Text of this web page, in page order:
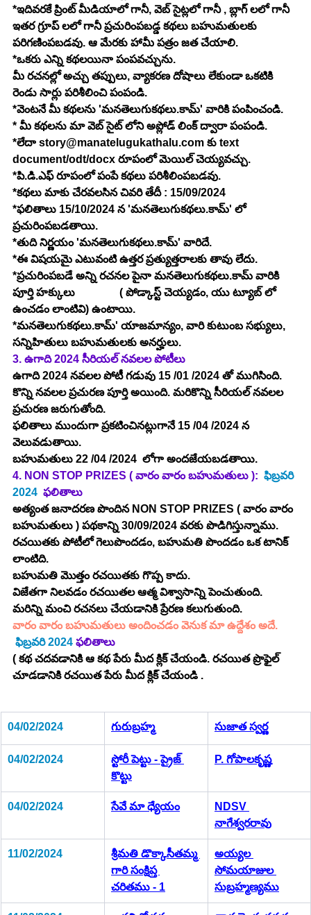
*ఇదివరకే ప్రింట్ మీడియాలో గానీ, వెబ్ సైట్లలో గానీ , బ్లాగ్ లలో గానీ
ఇతర గ్రూప్ లలో గానీ ప్రచురింపబడ్డ కథలు బహుమతులకు
పరిగణింపబడవు. ఆ మేరకు హామీ పత్రం జత చేయాలి.
*ఒకరు ఎన్ని కథలయినా పంపవచ్చును.
మీ రచనల్లో అచ్చు తప్పులు, వ్యాకరణ దోషాలు లేకుండా ఒకటికి
రెండు సార్లు పరిశీలించి పంపండి.
*వెంటనే మీ కథలను 'మనతెలుగుకథలు.కామ్' వారికి పంపించండి.
* మీ కథలను మా వెబ్ సైట్ లోని అప్లోడ్ లింక్ ద్వారా పంపండి.
*లేదా story@manatelugukathalu.com కు text
document/odt/docx రూపంలో మెయిల్ చెయ్యవచ్చు.
*పి.డి.ఎఫ్ రూపంలో పంపే కథలు పరిశీలింపబడవు.
*కథలు మాకు చేరవలసిన చివరి తేదీ : 15/09/2024
*ఫలితాలు 15/10/2024 న 'మనతెలుగుకథలు.కామ్' లో
ప్రచురింపబడతాయి.
*తుది నిర్ణయం 'మనతెలుగుకథలు.కామ్' వారిదే.
*ఈ విషయమై ఎటువంటి ఉత్తర ప్రత్యుత్తరాలకు తావు లేదు.
*ప్రచురింపబడే అన్ని రచనల పైనా మనతెలుగుకథలు.కామ్ వారికి
పూర్తి హక్కులు                ( పోడ్కాస్ట్ చెయ్యడం, యు ట్యూబ్ లో
ఉంచడం లాంటివి) ఉంటాయి.
*మనతెలుగుకథలు.కామ్' యాజమాన్యం, వారి కుటుంబ సభ్యులు,
సన్నిహితులు బహుమతులకు అనర్హులు.
3. ఉగాది 2024 సీరియల్ నవలల పోటీలు
ఉగాది 2024 నవలల పోటీ గడువు 15 /01 /2024 తో ముగిసింది.
కొన్ని నవలల ప్రచురణ పూర్తి అయింది. మరికొన్ని సీరియల్ నవలల
ప్రచురణ జరుగుతోంది.
ఫలితాలు ముందుగా ప్రకటించినట్లుగానే 15 /04 /2024 న
వెలువడుతాయి.
బహుమతులు 22 /04 /2024  లోగా అందజేయబడతాయి.
4. NON STOP PRIZES ( వారం వారం బహుమతులు ): ఫిబ్రవరి
2024 ఫలితాలు
అత్యంత జనాదరణ పొందిన NON STOP PRIZES ( వారం వారం
బహుమతులు ) పథకాన్ని 30/09/2024 వరకు పొడిగిస్తున్నాము.
రచయితకు పోటీలో గెలుపొందడం, బహుమతి పొందడం ఒక టానిక్
లాంటిది.
బహుమతి మొత్తం రచయితకు గొప్ప కాదు.
విజేతగా నిలవడం రచయితల ఆత్మ విశ్వాసాన్ని పెంచుతుంది.
మరిన్ని మంచి రచనలు చేయడానికి ప్రేరణ కలుగుతుంది.
వారం వారం బహుమతులు అందించడం వెనుక మా ఉద్దేశం అదే.
ఫిబ్రవరి 2024 ఫలితాలు
( కథ చదవడానికి ఆ కథ పేరు మీద క్లిక్ చేయండి. రచయిత ప్రొఫైల్
చూడడానికి రచయిత పేరు మీద క్లిక్ చేయండి .
04/02/2024 గురుబ్రహ్మ సుజాత స్వర్ణ
04/02/2024
స్టోరీ పెట్టు - ప్రైజ్
కొట్టు
P. గోపాలకృష్ణ
04/02/2024 సేవే మా ధ్యేయం
NDSV
నాగేశ్వరరావు
11/02/2024
శ్రీమతి డొక్కాసీతమ్మ
గారి సంక్షిప్త
చరితము - 1
అయ్యల
సోమయాజుల
సుబ్రహ్మణ్యము